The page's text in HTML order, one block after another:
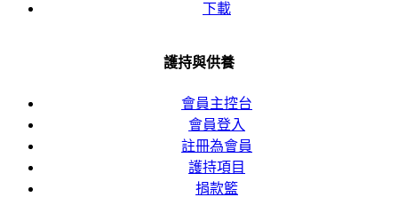
下載
護持與供養
會員主控台
會員登入
註冊為會員
護持項目
捐款籃